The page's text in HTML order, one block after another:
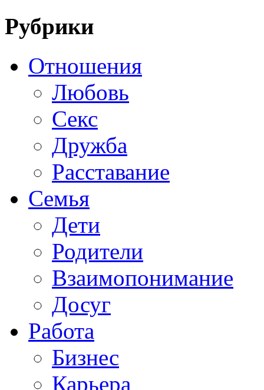
Рубрики
Отношения
Любовь
Секс
Дружба
Расставание
Семья
Дети
Родители
Взаимопонимание
Досуг
Работа
Бизнес
Карьера